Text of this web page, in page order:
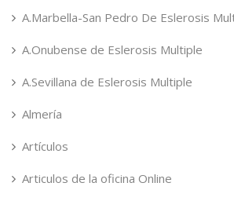
A.Marbella-San Pedro De Eslerosis
A.Onubense de Eslerosis Multiple
A.Sevillana de Eslerosis Multiple
Almería
Artículos
Articulos de la oficina Online